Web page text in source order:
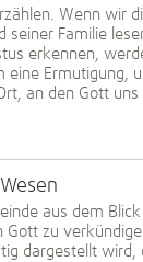
Wenn wir
seiner Familie
erkennen,
eine Ermutigung,
an den Gott uns
aus dem Blick
zu
dargestellt wird,